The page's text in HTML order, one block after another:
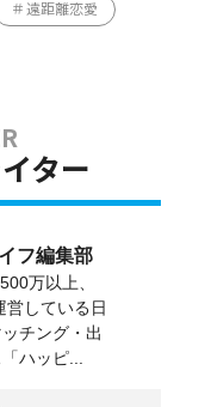
遠距離恋愛
ター
フ編集部
万以上、
営している日
チング・出
ハッピ...